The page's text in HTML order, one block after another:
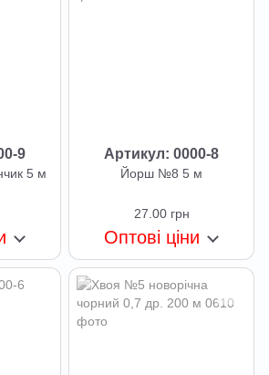
9
5 м
Артикул: 0000-8
Йорш №8 5 м
27.00 грн
Оптові ціни